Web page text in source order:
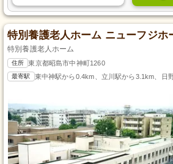
特別養護老人ホーム ニューフジホ
特別養護老人ホーム
住所 東京都昭島市中神町1260
最寄駅 東中神駅から0.4km、立川駅から3.1km、日